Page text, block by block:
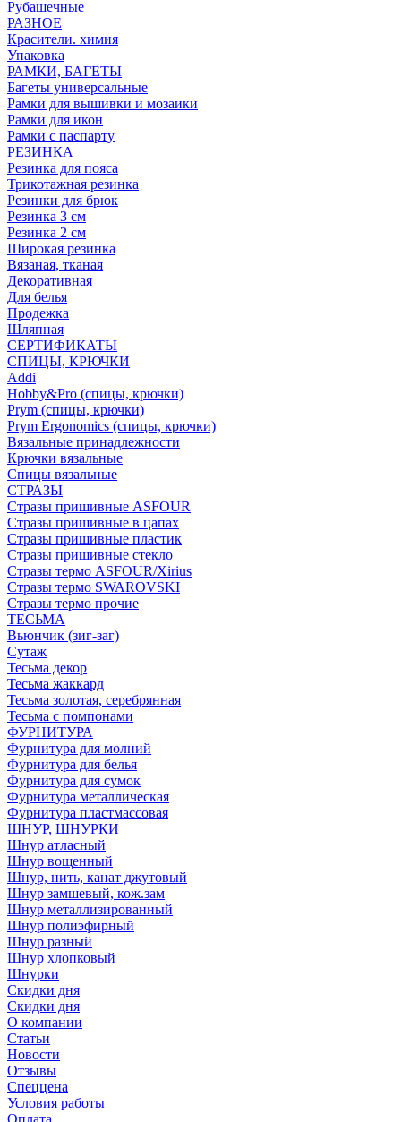
Рубашечные
РАЗНОЕ
Красители. химия
Упаковка
РАМКИ, БАГЕТЫ
Багеты универсальные
Рамки для вышивки и мозаики
Рамки для икон
Рамки с паспарту
РЕЗИНКА
Резинка для пояса
Трикотажная резинка
Резинки для брюк
Резинка 3 см
Резинка 2 см
Широкая резинка
Вязаная, тканая
Декоративная
Для белья
Продежка
Шляпная
СЕРТИФИКАТЫ
СПИЦЫ, КРЮЧКИ
Addi
Hobby&Pro (спицы, крючки)
Prym (спицы, крючки)
Prym Ergonomics (спицы, крючки)
Вязальные принадлежности
Крючки вязальные
Спицы вязальные
СТРАЗЫ
Стразы пришивные ASFOUR
Стразы пришивные в цапах
Стразы пришивные пластик
Стразы пришивные стекло
Стразы термо ASFOUR/Xirius
Стразы термо SWAROVSKI
Стразы термо прочие
ТЕСЬМА
Вьюнчик (зиг-заг)
Сутаж
Тесьма декор
Тесьма жаккард
Тесьма золотая, серебрянная
Тесьма с помпонами
ФУРНИТУРА
Фурнитура для молний
Фурнитура для белья
Фурнитура для сумок
Фурнитура металлическая
Фурнитура пластмассовая
ШНУР, ШНУРКИ
Шнур атласный
Шнур вощенный
Шнур, нить, канат джутовый
Шнур замшевый, кож.зам
Шнур металлизированный
Шнур полиэфирный
Шнур разный
Шнур хлопковый
Шнурки
Скидки дня
Скидки дня
О компании
Статьи
Новости
Отзывы
Спеццена
Условия работы
Оплата